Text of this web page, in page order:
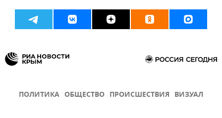
ПОЛИТИКА ОБЩЕСТВО ПРОИСШЕСТВИЯ ВИЗУАЛ